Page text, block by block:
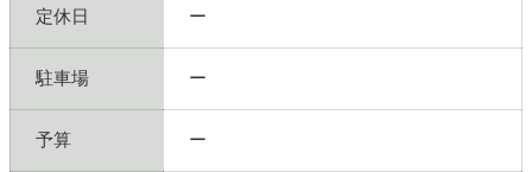
定休日 ー
駐車場 ー
予算 ー